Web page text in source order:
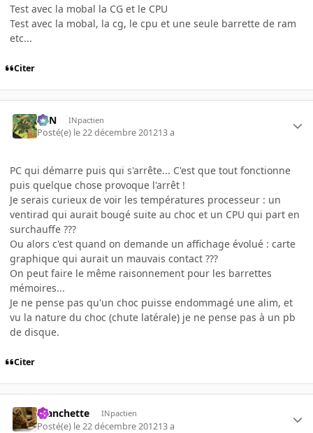
Test avec la mobal la CG et le CPU
Test avec la mobal, la cg, le cpu et une seule barrette de ram
etc...
Citer
RFN INpactien
Posté(e) le 22 décembre 201213 a
PC qui démarre puis qui s'arrête... C'est que tout fonctionne
puis quelque chose provoque l'arrêt !
Je serais curieux de voir les températures processeur : un
ventirad qui aurait bougé suite au choc et un CPU qui part en
surchauffe ???
Ou alors c'est quand on demande un affichage évolué : carte
graphique qui aurait un mauvais contact ???
On peut faire le même raisonnement pour les barrettes
mémoires...
Je ne pense pas qu'un choc puisse endommagé une alim, et
vu la nature du choc (chute latérale) je ne pense pas à un pb
de disque.
Citer
manchette INpactien
Posté(e) le 22 décembre 201213 a